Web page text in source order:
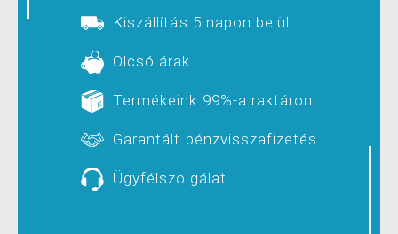
Kiszállítás 5 napon belül
Olcsó árak
Termékeink 99%-a raktáron
Garantált pénzvisszafizetés
Ügyfélszolgálat